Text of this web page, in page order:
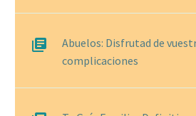
Abuelos: Disfrutad de
complicaciones